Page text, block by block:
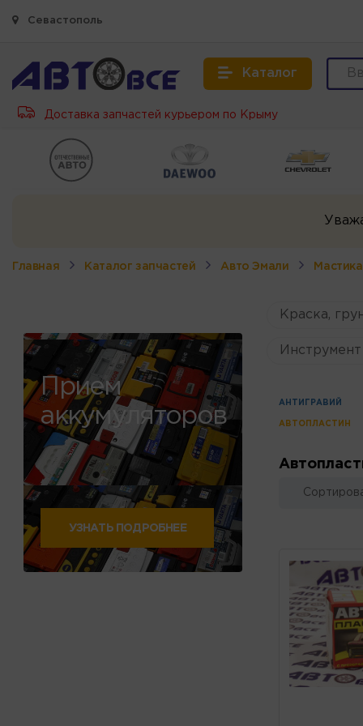
Севастополь
Каталог
Доставка запчастей курьером по Крыму
Главная Каталог запчастей Авто Эмали
Прием
аккумуляторов
УЗНАТЬ ПОДРОБНЕЕ
Краска,
АНТИГРАВИЙ
АВТОПЛАСТИН